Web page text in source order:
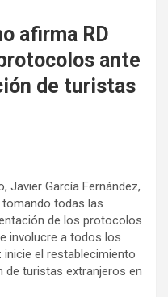
afirma RD
ante
de turistas
Javier García Fernández,
todas las
de los protocolos
involucre a todos los
el restablecimiento
de turistas extranjeros en